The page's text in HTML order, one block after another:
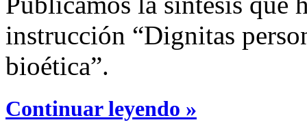
instrucción “Dignitas
bioética”.
Continuar leyendo »